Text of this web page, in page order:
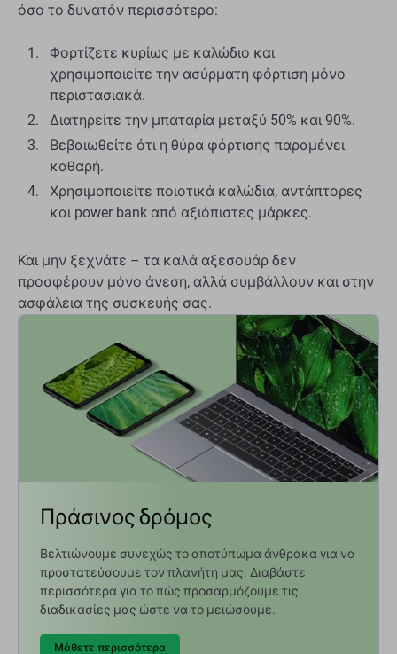
όσο το δυνατόν περισσότερο:
Φορτίζετε κυρίως με καλώδιο και
χρησιμοποιείτε την ασύρματη φόρτιση μόνο
περιστασιακά.
Διατηρείτε την μπαταρία μεταξύ 50% και 90%.
Βεβαιωθείτε ότι η θύρα φόρτισης παραμένει
καθαρή.
Χρησιμοποιείτε ποιοτικά καλώδια, αντάπτορες
και power bank από αξιόπιστες μάρκες.
Και μην ξεχνάτε – τα καλά αξεσουάρ δεν
προσφέρουν μόνο άνεση, αλλά συμβάλλουν και στην
ασφάλεια της συσκευής σας.
Πράσινος δρόμος
Βελτιώνουμε συνεχώς το αποτύπωμα άνθρακα για να
προστατεύσουμε τον πλανήτη μας. Διαβάστε
περισσότερα για το πώς προσαρμόζουμε τις
διαδικασίες μας ώστε να το μειώσουμε.
Μάθετε περισσότερα